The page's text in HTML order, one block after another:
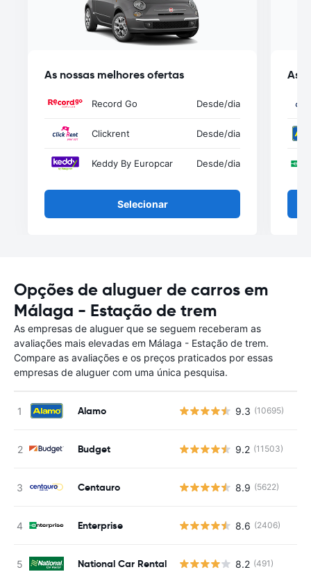
As nossas melhores ofertas
Record Go Desde/dia
Clickrent Desde/dia
Keddy By Europcar Desde/dia
Selecionar
As
Opções de aluguer de carros em
Málaga - Estação de trem
As empresas de aluguer que se seguem receberam as
avaliações mais elevadas em Málaga - Estação de trem.
Compare as avaliações e os preços praticados por essas
empresas de aluguer com uma única pesquisa.
Alamo 9.3 (10695)
Budget 9.2 (11503)
Centauro 8.9 (5622)
Enterprise 8.6 (2406)
National Car Rental 8.2 (491)